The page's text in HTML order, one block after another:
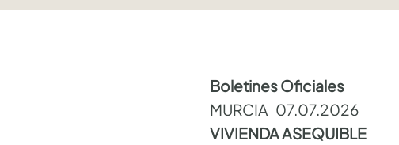
Boletines Oficiales
MURCIA 07.07.2026
VIVIENDA ASEQUIBLE